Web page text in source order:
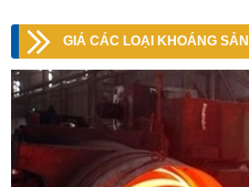
GIÁ CÁC LOẠI KHOÁNG SẢN